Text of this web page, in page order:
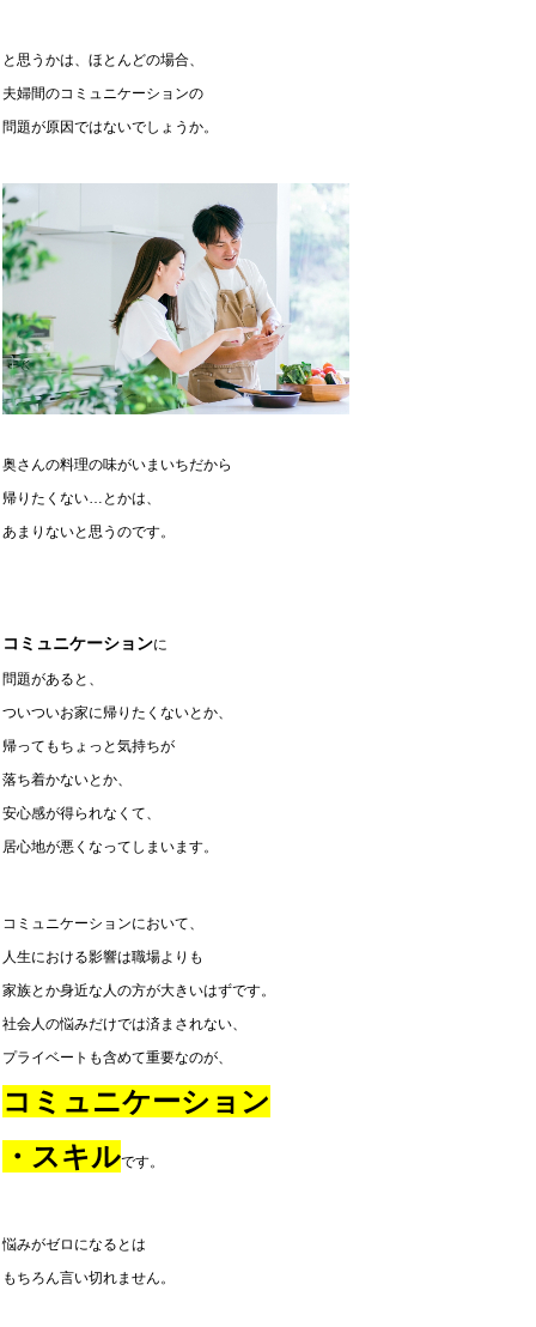
と思うかは、ほとんどの場合、
夫婦間のコミュニケーションの
問題が原因ではないでしょうか。
奥さんの料理の味がいまいちだから
帰りたくない…とかは、
あまりないと思うのです。
コミュニケーションに
問題があると、
ついついお家に帰りたくないとか、
帰ってもちょっと気持ちが
落ち着かないとか、
安心感が得られなくて、
居心地が悪くなってしまいます。
コミュニケーションにおいて、
人生における影響は職場よりも
家族とか身近な人の方が大きいはずです。
社会人の悩みだけでは済まされない、
プライベートも含めて重要なのが、
コミュニケーション
・スキルです。
悩みがゼロになるとは
もちろん言い切れません。